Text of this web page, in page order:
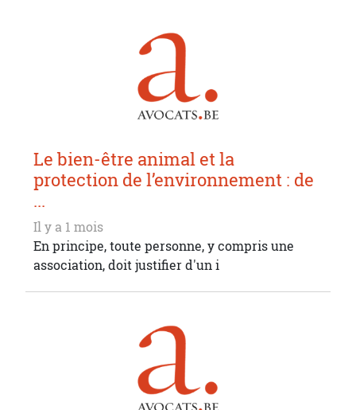
Le bien-être animal et la
protection de l’environnement : de
...
Il y a 1 mois
En principe, toute personne, y compris une
association, doit justifier d'un i